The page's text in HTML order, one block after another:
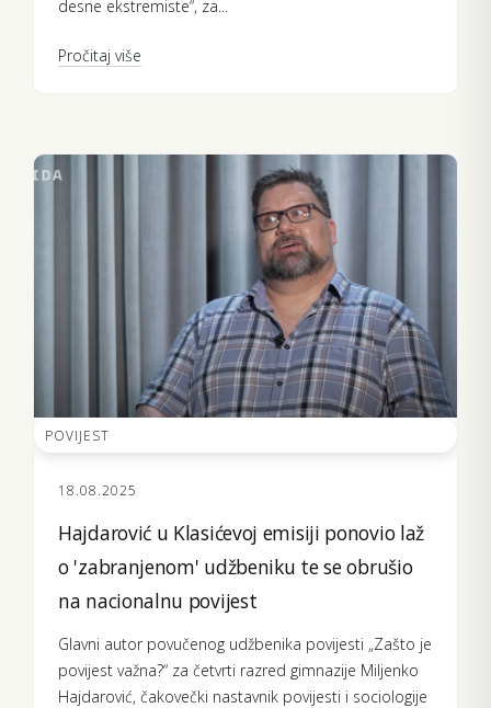
desne ekstremiste“, za...
Pročitaj više
POVIJEST
18.08.2025
Hajdarović u Klasićevoj emisiji ponovio laž
o 'zabranjenom' udžbeniku te se obrušio
na nacionalnu povijest
Glavni autor povučenog udžbenika povijesti „Zašto je
povijest važna?“ za četvrti razred gimnazije Miljenko
Hajdarović, čakovečki nastavnik povijesti i sociologije